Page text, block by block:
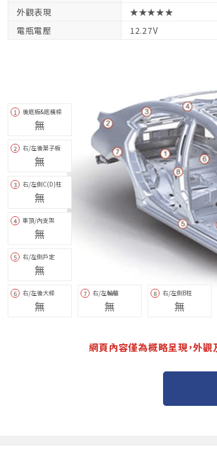
外觀表現
★★★★★
電瓶電壓
12.27V
1 後底板&底橫樑
無
2 右/左後葉子板
無
3 右/左側C(D)柱
無
4 車頂/內支架
無
5 右/左側戶定
無
6 右/左後大樑
無
7 右/左輪艙
無
8 右/左側B柱
無
網頁內容僅為概略呈現，外